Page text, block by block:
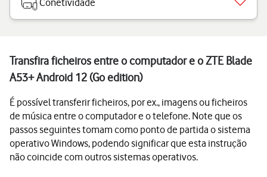
Conetividade
Transfira ficheiros entre o computador e o ZTE Blade
A53+ Android 12 (Go edition)
É possível transferir ficheiros, por ex., imagens ou ficheiros
de música entre o computador e o telefone. Note que os
passos seguintes tomam como ponto de partida o sistema
operativo Windows, podendo significar que esta instrução
não coincide com outros sistemas operativos.